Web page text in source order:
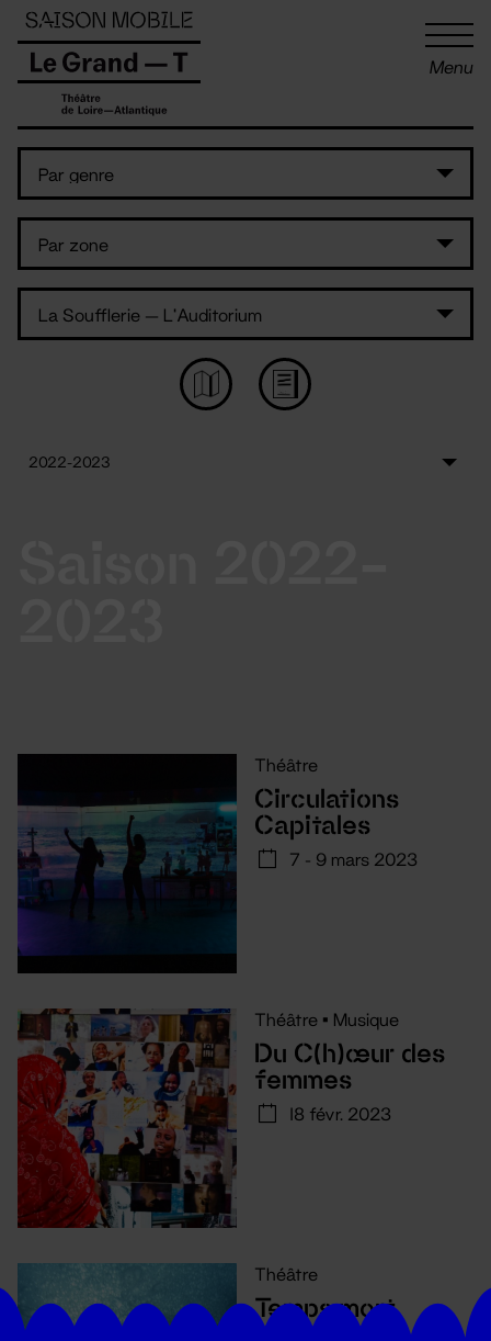
Menu
Théâtre
Circulations
Capitales
7 - 9 mars 2023
Théâtre • Musique
Du C(h)œur des
femmes
18 févr. 2023
Théâtre
Temps mort
Panneau de gestion des cookies